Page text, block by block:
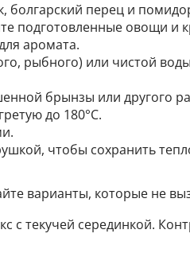
перец и
подготовленные овощи и
аромата.
рыбного) или чистой
брынзы или другого
до 180°C.
чтобы сохранить
варианты, которые не
текучей серединкой.